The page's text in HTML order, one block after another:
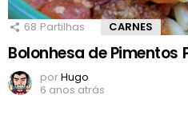
68 Partilhas CARNES
Bolonhesa de Pimentos
porHugo
6 anos atrás